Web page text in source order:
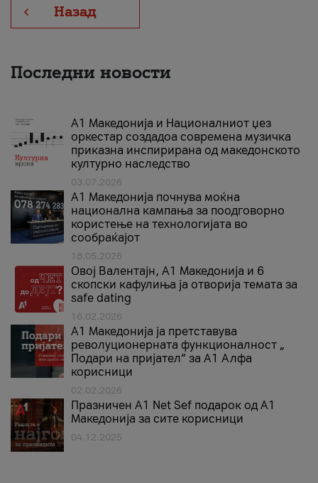
Назад
Последни новости
А1 Македонија и Националниот џез
оркестар создадоа современа музичка
приказна инспирирана од македонското
културно наследство
03.07.2026
A1 Македонија почнува моќна
национална кампања за поодговорно
користење на технологијата во
сообраќајот
18.05.2026
Овој Валентајн, A1 Македонија и 6
скопски кафулиња ја отворија темата за
safe dating
16.02.2026
А1 Македонија ја претставува
револуционерната функционалност „
Подари на пријател“ за А1 Алфа
корисници
02.02.2026
Празничен A1 Net Sеf подарок од А1
Македонија за сите корисници
04.12.2025